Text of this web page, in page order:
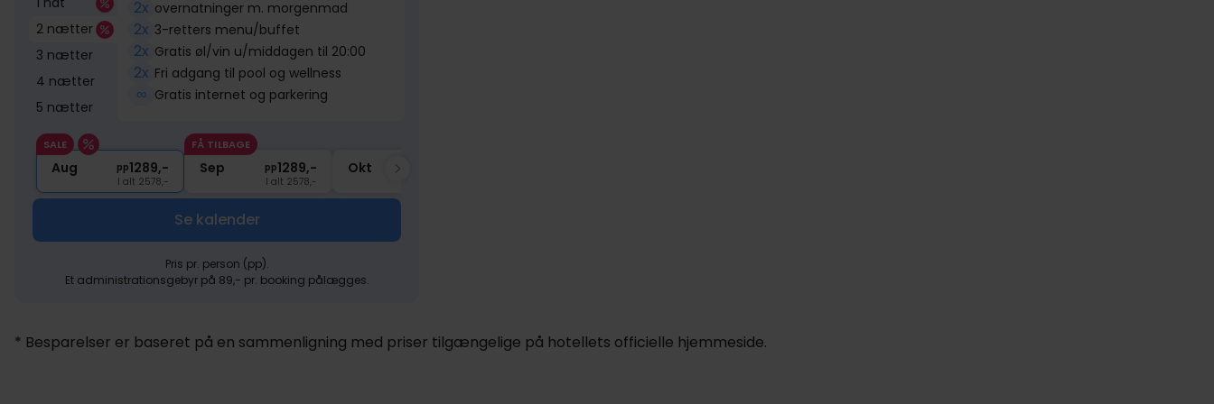
2 nætter
3 nætter
4 nætter
5 nætter
2x overnatninger m. morgenmad
2x 3-retters menu/buffet
2x Gratis øl/vin u/middagen til 20:00
2x Fri adgang til pool og wellness
∞ Gratis internet og parkering
SALE
Aug pp1289,-
I alt 2578,-
FÅ TILBAGE
Sep pp1289,-
I alt 2578,-
Okt
Se kalender
Pris pr. person (pp).
Et administrationsgebyr på 89,- pr. booking pålægges.
* Besparelser er baseret på en sammenligning med priser tilgængelige på hotellets officielle hjemmeside.